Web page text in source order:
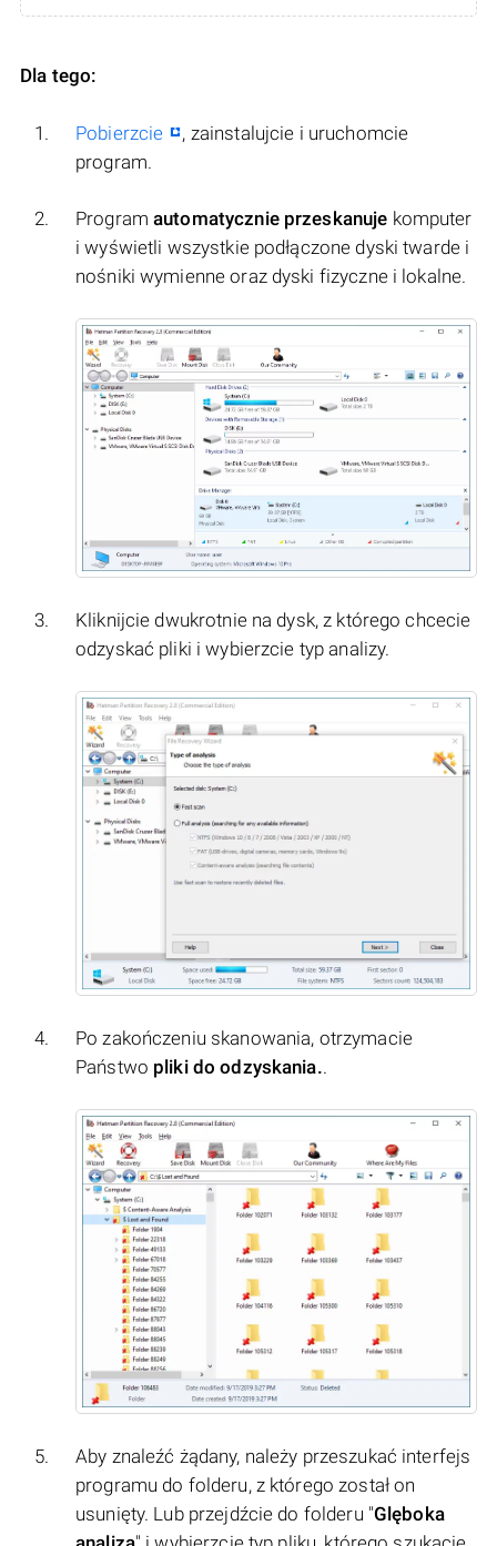
Dla tego:
Pobierzcie
, zainstalujcie i uruchomcie
program.
Programautomatycznie przeskanuje komputer
i wyświetli wszystkie podłączone dyski twarde i
nośniki wymienne oraz dyski fizyczne i lokalne.
Kliknijcie dwukrotnie na dysk, z którego chcecie
odzyskać pliki i wybierzcie typ analizy.
Po zakończeniu skanowania, otrzymacie
Państwo pliki do odzyskania..
Aby znaleźć żądany, należy przeszukać interfejs
programu do folderu, z którego został on
usunięty. Lub przejdźcie do folderu "Glęboka